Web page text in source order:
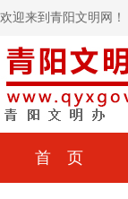
欢迎来到青阳文明网！
首 页